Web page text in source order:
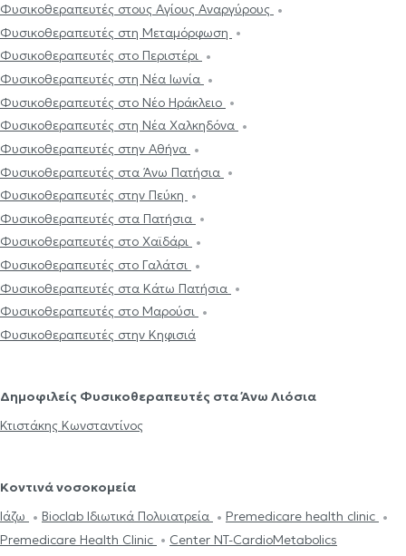
Φυσικοθεραπευτές στους Αγίους Αναργύρους
Φυσικοθεραπευτές στη Μεταμόρφωση
Φυσικοθεραπευτές στο Περιστέρι
Φυσικοθεραπευτές στη Νέα Ιωνία
Φυσικοθεραπευτές στο Νέο Ηράκλειο
Φυσικοθεραπευτές στη Νέα Χαλκηδόνα
Φυσικοθεραπευτές στην Αθήνα
Φυσικοθεραπευτές στα Άνω Πατήσια
Φυσικοθεραπευτές στην Πεύκη
Φυσικοθεραπευτές στα Πατήσια
Φυσικοθεραπευτές στο Χαϊδάρι
Φυσικοθεραπευτές στο Γαλάτσι
Φυσικοθεραπευτές στα Κάτω Πατήσια
Φυσικοθεραπευτές στο Μαρούσι
Φυσικοθεραπευτές στην Κηφισιά
Δημοφιλείς Φυσικοθεραπευτές στα Άνω Λιόσια
Κτιστάκης Κωνσταντίνος
Κοντινά νοσοκομεία
Ιάζω
Bioclab Ιδιωτικά Πολυιατρεία
Premedicare health clinic
Premedicare Health Clinic
Center NT-CardioMetabolics